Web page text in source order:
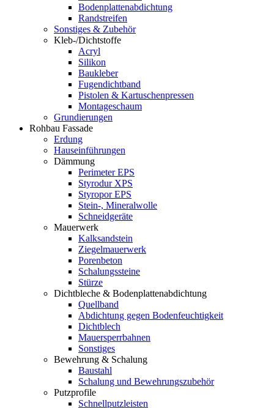
Bodenplattenabdichtung
Randstreifen
Sonstiges & Zubehör
Kleb-/Dichtstoffe
Acryl
Silikon
Baukleber
Fugendichtband
Pistolen & Kartuschenpressen
Montageschaum
Grundierungen
Rohbau Fassade
Erdung
Hauseinführungen
Dämmung
Perimeter EPS
Styrodur XPS
Styropor EPS
Stein-, Mineralwolle
Schneidgeräte
Mauerwerk
Kalksandstein
Ziegelmauerwerk
Porenbeton
Schalungssteine
Stürze
Dichtbleche & Bodenplattenabdichtung
Quellband
Abdichtung gegen Bodenfeuchtigkeit
Dichtblech
Mauersperrbahnen
Sonstiges
Bewehrung & Schalung
Baustahl
Schalung und Bewehrungszubehör
Putzprofile
Schnellputzleisten